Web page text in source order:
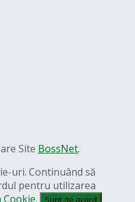
Site BossNet.
uri. Continuând să
pentru utilizarea
Cookie. Sunt de acord